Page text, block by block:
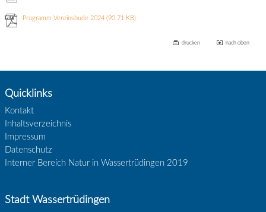
Programm Vereinsbude 2024(90.71 KB)
drucken nach oben
Quicklinks
Kontakt
Inhaltsverzeichnis
Impressum
Datenschutz
Interner Bereich Natur in Wassertrüdingen 2019
Stadt Wassertrüdingen